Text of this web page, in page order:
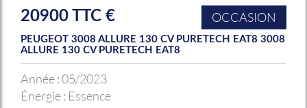
20900 TTC € OCCASION
PEUGEOT 3008 ALLURE 130 CV PURETECH EAT8 3008
ALLURE 130 CV PURETECH EAT8
Année :05/2023
Énergie : Essence